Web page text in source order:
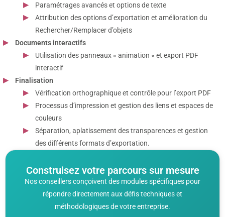
Paramétrages avancés et options de texte
Attribution des options d’exportation et amélioration du
Rechercher/Remplacer d’objets
Documents interactifs
Utilisation des panneaux « animation » et export PDF
interactif
Finalisation
Vérification orthographique et contrôle pour l’export PDF
Processus d’impression et gestion des liens et espaces de
couleurs
Séparation, aplatissement des transparences et gestion
des différents formats d’exportation.
Construisez votre parcours sur mesure
Nos conseillers conçoivent des modules spécifiques pour
répondre directement aux défis techniques et
méthodologiques de votre entreprise.